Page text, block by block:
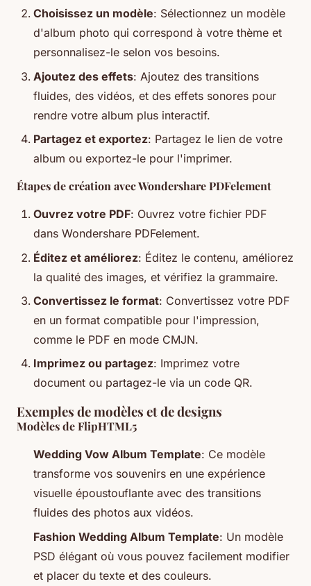
Choisissez un modèle: Sélectionnez un modèle
d'album photo qui correspond à votre thème et
personnalisez-le selon vos besoins.
Ajoutez des effets: Ajoutez des transitions
fluides, des vidéos, et des effets sonores pour
rendre votre album plus interactif.
Partagez et exportez: Partagez le lien de votre
album ou exportez-le pour l'imprimer.
Étapes de création avec Wondershare PDFelement
Ouvrez votre PDF: Ouvrez votre fichier PDF
dans Wondershare PDFelement.
Éditez et améliorez: Éditez le contenu, améliorez
la qualité des images, et vérifiez la grammaire.
Convertissez le format: Convertissez votre PDF
en un format compatible pour l'impression,
comme le PDF en mode CMJN.
Imprimez ou partagez: Imprimez votre
document ou partagez-le via un code QR.
Exemples de modèles et de designs
Modèles de FlipHTML5
Wedding Vow Album Template: Ce modèle
transforme vos souvenirs en une expérience
visuelle époustouflante avec des transitions
fluides des photos aux vidéos.
Fashion Wedding Album Template: Un modèle
PSD élégant où vous pouvez facilement modifier
et placer du texte et des couleurs.